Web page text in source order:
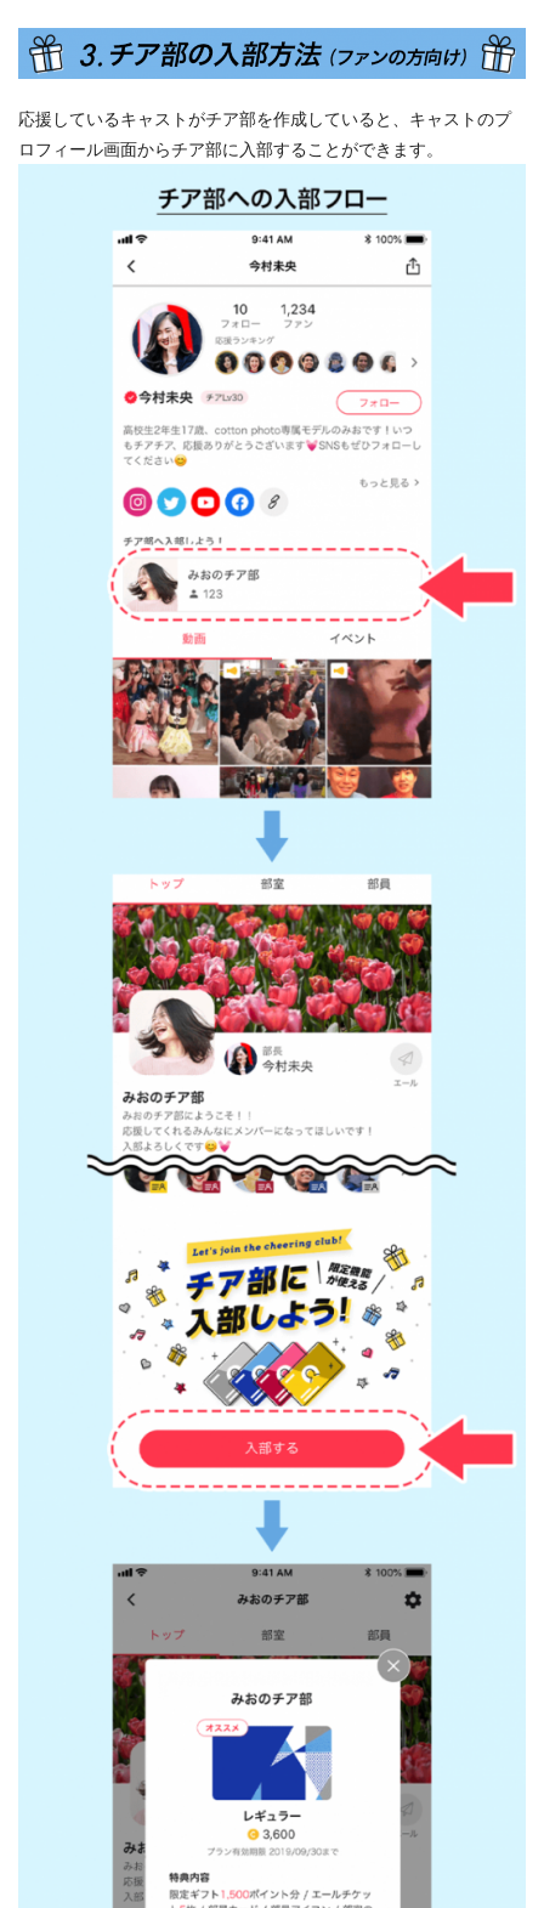
応援しているキャストがチア部を作成していると、キャストのプ
ロフィール画面からチア部に入部することができます。